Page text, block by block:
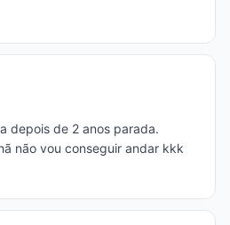
depois de 2 anos parada.
não vou conseguir andar kkk